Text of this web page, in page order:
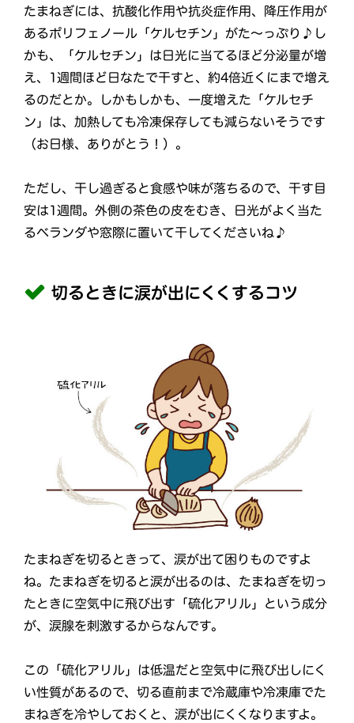
たまねぎには、抗酸化作用や抗炎症作用、降圧作用が
あるポリフェノール「ケルセチン」がた～っぷり♪し
かも、「ケルセチン」は日光に当てるほど分泌量が増
え、1週間ほど日なたで干すと、約4倍近くにまで増え
るのだとか。しかもしかも、一度増えた「ケルセチ
ン」は、加熱しても冷凍保存しても減らないそうです
（お日様、ありがとう！）。
ただし、干し過ぎると食感や味が落ちるので、干す目
安は1週間。外側の茶色の皮をむき、日光がよく当た
るベランダや窓際に置いて干してくださいね♪
切るときに涙が出にくくするコツ
たまねぎを切るときって、涙が出て困りものですよ
ね。たまねぎを切ると涙が出るのは、たまねぎを切っ
たときに空気中に飛び出す「硫化アリル」という成分
が、涙腺を刺激するからなんです。
この「硫化アリル」は低温だと空気中に飛び出しにく
い性質があるので、切る直前まで冷蔵庫や冷凍庫でた
まねぎを冷やしておくと、涙が出にくくなりますよ。